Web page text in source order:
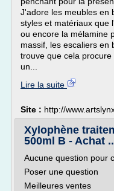
J'adore les meubles en
styles et matériaux que
ou encore la mélamine
massif, les escaliers en
trouve que cela procure
un...
Lire la suite
Site : http://
Xylophène
500ml B - Achat
Aucune question pour
Poser une question
Meilleures ventes